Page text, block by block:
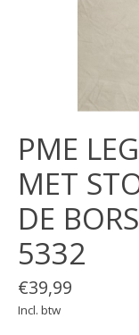
PME
MET
DE
5332
€39,99
Incl. btw